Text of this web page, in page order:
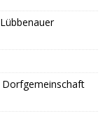
Dorfgemeinschaft